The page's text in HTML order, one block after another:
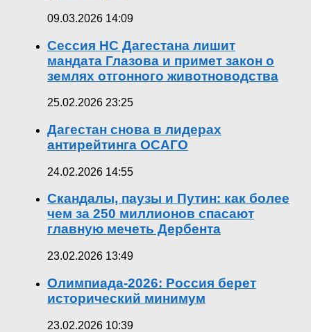
09.03.2026 14:09
Сессия НС Дагестана лишит
мандата Глазова и примет закон о
землях отгонного животноводства
25.02.2026 23:25
Дагестан снова в лидерах
антирейтинга ОСАГО
24.02.2026 14:55
Скандалы, паузы и Путин: как более
чем за 250 миллионов спасают
главную мечеть Дербента
23.02.2026 13:49
Олимпиада-2026: Россия берет
исторический минимум
23.02.2026 10:39